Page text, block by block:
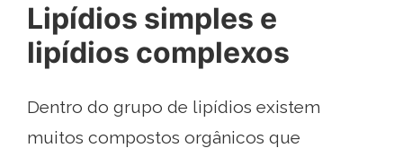
Lipídios simples e
lipídios complexos
Dentro do grupo de lipídios existem
muitos compostos orgânicos que